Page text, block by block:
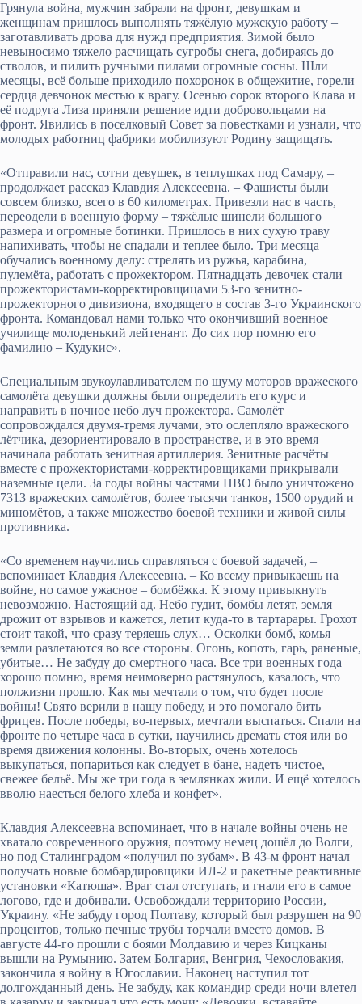
Грянула война, мужчин забрали на фронт, девушкам и
женщинам пришлось выполнять тяжёлую мужскую работу –
заготавливать дрова для нужд предприятия. Зимой было
невыносимо тяжело расчищать сугробы снега, добираясь до
стволов, и пилить ручными пилами огромные сосны. Шли
месяцы, всё больше приходило похоронок в общежитие, горели
сердца девчонок местью к врагу. Осенью сорок второго Клава и
её подруга Лиза приняли решение идти добровольцами на
фронт. Явились в поселковый Совет за повестками и узнали, что
молодых работниц фабрики мобилизуют Родину защищать.
«Отправили нас, сотни девушек, в теплушках под Самару, –
продолжает рассказ Клавдия Алексеевна. – Фашисты были
совсем близко, всего в 60 километрах. Привезли нас в часть,
переодели в военную форму – тяжёлые шинели большого
размера и огромные ботинки. Пришлось в них сухую траву
напихивать, чтобы не спадали и теплее было. Три месяца
обучались военному делу: стрелять из ружья, карабина,
пулемёта, работать с прожектором. Пятнадцать девочек стали
прожектористами-корректировщицами 53-го зенитно-
прожекторного дивизиона, входящего в состав 3-го Украинского
фронта. Командовал нами только что окончивший военное
училище молоденький лейтенант. До сих пор помню его
фамилию – Кудукис».
Специальным звукоулавливателем по шуму моторов вражеского
самолёта девушки должны были определить его курс и
направить в ночное небо луч прожектора. Самолёт
сопровождался двумя-тремя лучами, это ослепляло вражеского
лётчика, дезориентировало в пространстве, и в это время
начинала работать зенитная артиллерия. Зенитные расчёты
вместе с прожектористами-корректировщиками прикрывали
наземные цели. За годы войны частями ПВО было уничтожено
7313 вражеских самолётов, более тысячи танков, 1500 орудий и
миномётов, а также множество боевой техники и живой силы
противника.
«Со временем научились справляться с боевой задачей, –
вспоминает Клавдия Алексеевна. – Ко всему привыкаешь на
войне, но самое ужасное – бомбёжка. К этому привыкнуть
невозможно. Настоящий ад. Небо гудит, бомбы летят, земля
дрожит от взрывов и кажется, летит куда-то в тартарары. Грохот
стоит такой, что сразу теряешь слух… Осколки бомб, комья
земли разлетаются во все стороны. Огонь, копоть, гарь, раненые,
убитые… Не забуду до смертного часа. Все три военных года
хорошо помню, время неимоверно растянулось, казалось, что
полжизни прошло. Как мы мечтали о том, что будет после
войны! Свято верили в нашу победу, и это помогало бить
фрицев. После победы, во-первых, мечтали выспаться. Спали на
фронте по четыре часа в сутки, научились дремать стоя или во
время движения колонны. Во-вторых, очень хотелось
выкупаться, попариться как следует в бане, надеть чистое,
свежее бельё. Мы же три года в землянках жили. И ещё хотелось
вволю наесться белого хлеба и конфет».
Клавдия Алексеевна вспоминает, что в начале войны очень не
хватало современного оружия, поэтому немец дошёл до Волги,
но под Сталинградом «получил по зубам». В 43-м фронт начал
получать новые бомбардировщики ИЛ-2 и ракетные реактивные
установки «Катюша». Враг стал отступать, и гнали его в самое
логово, где и добивали. Освобождали территорию России,
Украину. «Не забуду город Полтаву, который был разрушен на 90
процентов, только печные трубы торчали вместо домов. В
августе 44-го прошли с боями Молдавию и через Кицканы
вышли на Румынию. Затем Болгария, Венгрия, Чехословакия,
закончила я войну в Югославии. Наконец наступил тот
долгожданный день. Не забуду, как командир среди ночи влетел